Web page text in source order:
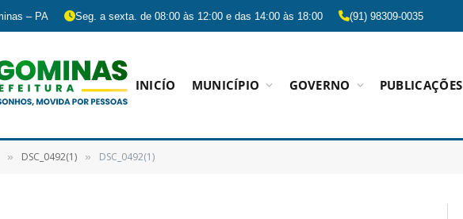
– PA Seg. a sexta. de 08:00 às 12:00 e das 14:00 às 18:00 (91) 98309-0035
INICÍO MUNICÍPIO GOVERNO PUBLICAÇÕES
» DSC_0492(1) » DSC_0492(1)